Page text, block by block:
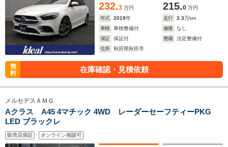
232.3 万円 215.0 万円
年式
2019年 走行 2.3万km
車検
車検整備付 修復
なし
保証
保証付 整備
法定整備付
住所
秋田県秋田市
無
料
在庫確認・見積依頼
メルセデスＡＭＧ
Aクラス A45 4マチック 4WD レーダーセーフティーPKG
LED ブラックレ
販売店保証 オンライン相談可